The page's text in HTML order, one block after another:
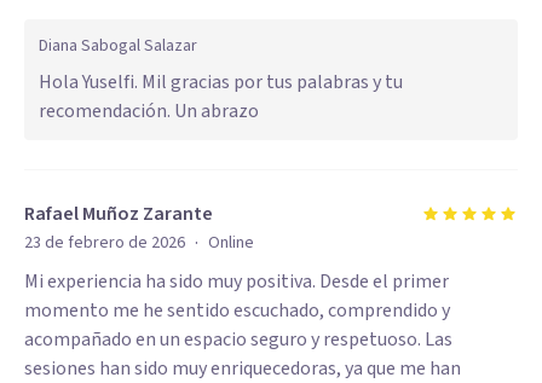
Diana Sabogal Salazar
Hola Yuselfi. Mil gracias por tus palabras y tu
recomendación. Un abrazo
Rafael Muñoz Zarante
23 de febrero de 2026 · Online
Mi experiencia ha sido muy positiva. Desde el primer
momento me he sentido escuchado, comprendido y
acompañado en un espacio seguro y respetuoso. Las
sesiones han sido muy enriquecedoras, ya que me han